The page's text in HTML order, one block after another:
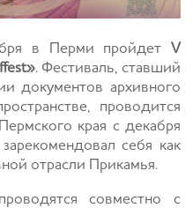
в Перми пройдет V
. Фестиваль, ставший
документов архивного
проводится
края с декабря
себя как
отрасли Прикамья.
совместно с